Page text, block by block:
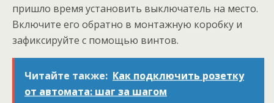
пришло время установить выключатель на место.
Включите его обратно в монтажную коробку и
зафиксируйте с помощью винтов.
Читайте также: Как подключить розетку
от автомата: шаг за шагом